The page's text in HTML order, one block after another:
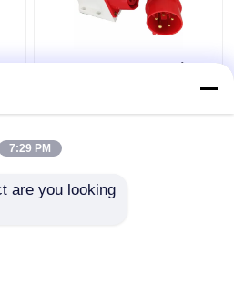
Βύσμα και υποδοχή
επιτοίχιας
τοποθέτησης
7:29 PM
are you looking